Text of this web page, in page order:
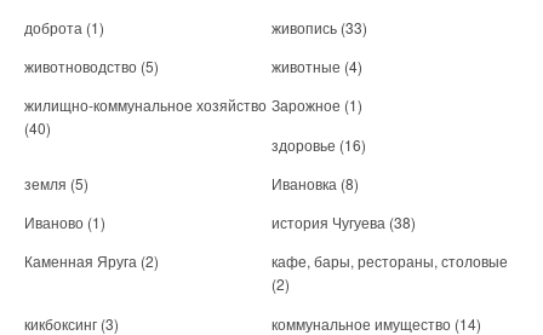
доброта (1) живопись (33)
животноводство (5) животные (4)
жилищно-коммунальное хозяйство
(40)
Зарожное (1)
здоровье (16)
земля (5) Ивановка (8)
Иваново (1) история Чугуева (38)
Каменная Яруга (2)
кафе, бары, рестораны, столовые
(2)
кикбоксинг (3) коммунальное имущество (14)